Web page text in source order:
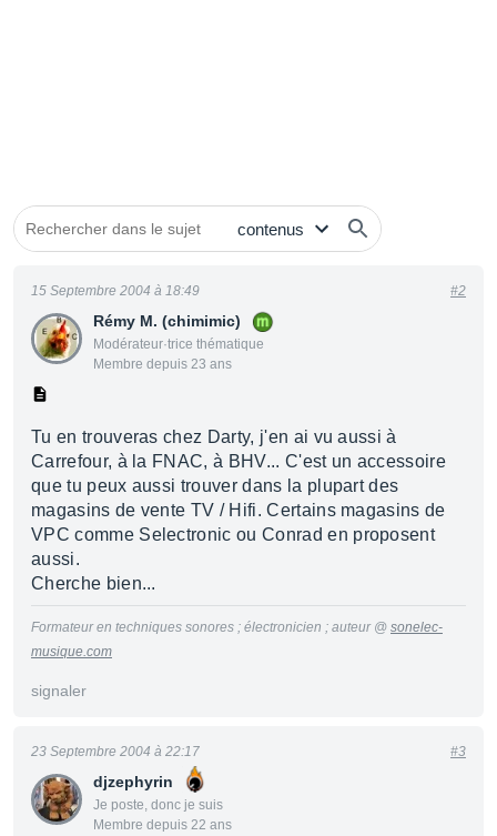
Rémy M. (chimimic)
Modérateur·trice thématique
Membre depuis 23 ans
15 Septembre 2004 à 18:49 #2
Tu en trouveras chez Darty, j'en ai vu aussi à
Carrefour, à la FNAC, à BHV... C'est un accessoire
que tu peux aussi trouver dans la plupart des
magasins de vente TV / Hifi. Certains magasins de
VPC comme Selectronic ou Conrad en proposent
aussi.
Cherche bien...
Formateur en techniques sonores ; électronicien ; auteur @ sonelec-
musique.com
signaler
djzephyrin
Je poste, donc je suis
Membre depuis 22 ans
23 Septembre 2004 à 22:17 #3